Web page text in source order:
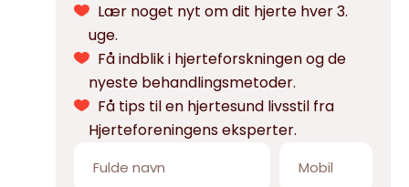
Lær noget nyt om dit hjerte hver 3.
uge.
Få indblik i hjerteforskningen og de
nyeste behandlingsmetoder.
Få tips til en hjertesund livsstil fra
Hjerteforeningens eksperter.